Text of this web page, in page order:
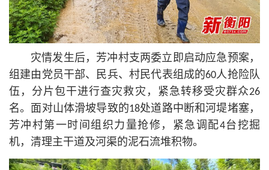
灾情发生后，芳冲村支两委立即启动应急预案，
组建由党员干部、民兵、村民代表组成的60人抢险队
伍，分片包干进行查灾救灾，紧急转移受灾群众26
名。面对山体滑坡导致的18处道路中断和河堤堵塞，
芳冲村第一时间组织力量抢修，紧急调配4台挖掘
机，清理主干道及河渠的泥石流堆积物。